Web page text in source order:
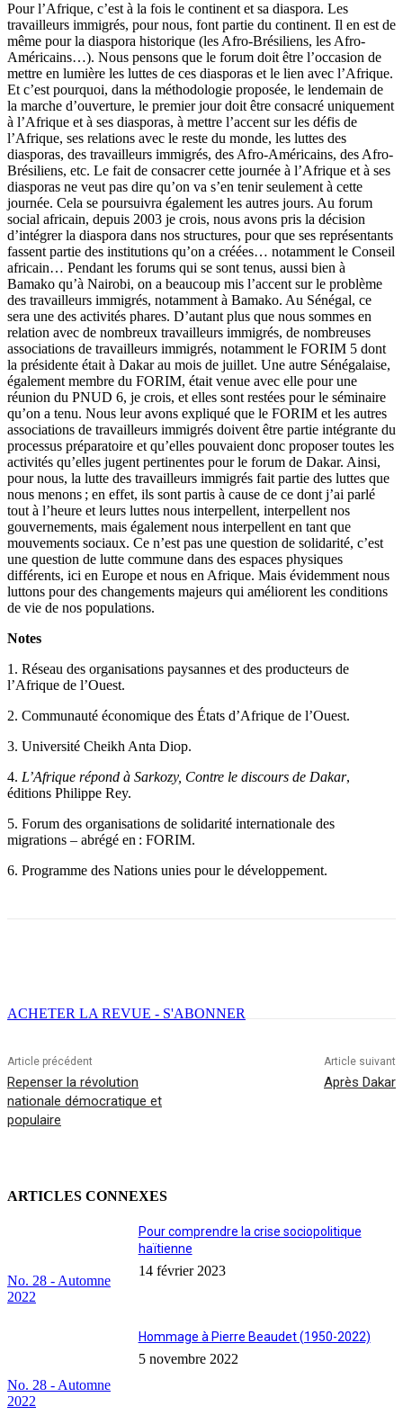
Pour l’Afrique, c’est à la fois le continent et sa diaspora. Les
travailleurs im­migrés, pour nous, font partie du continent. Il en est de
même pour la diaspora historique (les Afro-Brésiliens, les Afro-
Américains…). Nous pensons que le forum doit être l’occasion de
mettre en lumière les luttes de ces diasporas et le lien avec l’Afrique.
Et c’est pourquoi, dans la méthodologie proposée, le len­demain de
la marche d’ouverture, le premier jour doit être consacré unique­ment
à l’Afrique et à ses diasporas, à mettre l’accent sur les défis de
l’Afrique, ses relations avec le reste du monde, les luttes des
diasporas, des travailleurs immigrés, des Afro-Américains, des Afro-
Brésiliens, etc. Le fait de consacrer cette journée à l’Afrique et à ses
diasporas ne veut pas dire qu’on va s’en tenir seulement à cette
journée. Cela se poursuivra également les autres jours. Au forum
social africain, depuis 2003 je crois, nous avons pris la décision
d’inté­grer la diaspora dans nos structures, pour que ses représentants
fassent partie des institutions qu’on a créées… notamment le Conseil
africain… Pendant les forums qui se sont tenus, aussi bien à
Bamako qu’à Nairobi, on a beaucoup mis l’accent sur le problème
des travailleurs immigrés, notamment à Bamako. Au Sénégal, ce
sera une des activités phares. D’autant plus que nous sommes en
relation avec de nombreux travailleurs immigrés, de nombreuses
asso­ciations de travailleurs immigrés, notamment le FORIM 5 dont
la présidente était à Dakar au mois de juillet. Une autre Sénégalaise,
également membre du FORIM, était venue avec elle pour une
réunion du PNUD 6, je crois, et elles sont restées pour le séminaire
qu’on a tenu. Nous leur avons expliqué que le FORIM et les autres
associations de travailleurs immigrés doivent être par­tie intégrante du
processus préparatoire et qu’elles pouvaient donc proposer toutes les
activités qu’elles jugent pertinentes pour le forum de Dakar. Ainsi,
pour nous, la lutte des travailleurs immigrés fait partie des luttes que
nous menons ; en effet, ils sont partis à cause de ce dont j’ai parlé
tout à l’heure et leurs luttes nous interpellent, interpellent nos
gouvernements, mais également nous interpellent en tant que
mouvements sociaux. Ce n’est pas une question de solidarité, c’est
une question de lutte commune dans des espaces physiques
différents, ici en Europe et nous en Afrique. Mais évidemment nous
luttons pour des changements majeurs qui améliorent les conditions
de vie de nos populations.
Notes
1. Réseau des organisations paysannes et des producteurs de
l’Afrique de l’Ouest.
2. Communauté économique des États d’Afrique de l’Ouest.
3. Université Cheikh Anta Diop.
4. L’Afrique répond à Sarkozy, Contre le discours de Dakar,
éditions Philippe Rey.
5. Forum des organisations de solidarité internationale des
migrations – abrégé en : FORIM.
6. Programme des Nations unies pour le développement.
ACHETER LA REVUE - S'ABONNER
Article précédent
Repenser la révolution
nationale démocratique et
populaire
Article suivant
Après Dakar
ARTICLES CONNEXES
No. 28 - Automne
2022
Pour comprendre la crise sociopolitique
haïtienne
14 février 2023
No. 28 - Automne
2022
Hommage à Pierre Beaudet (1950-2022)
5 novembre 2022